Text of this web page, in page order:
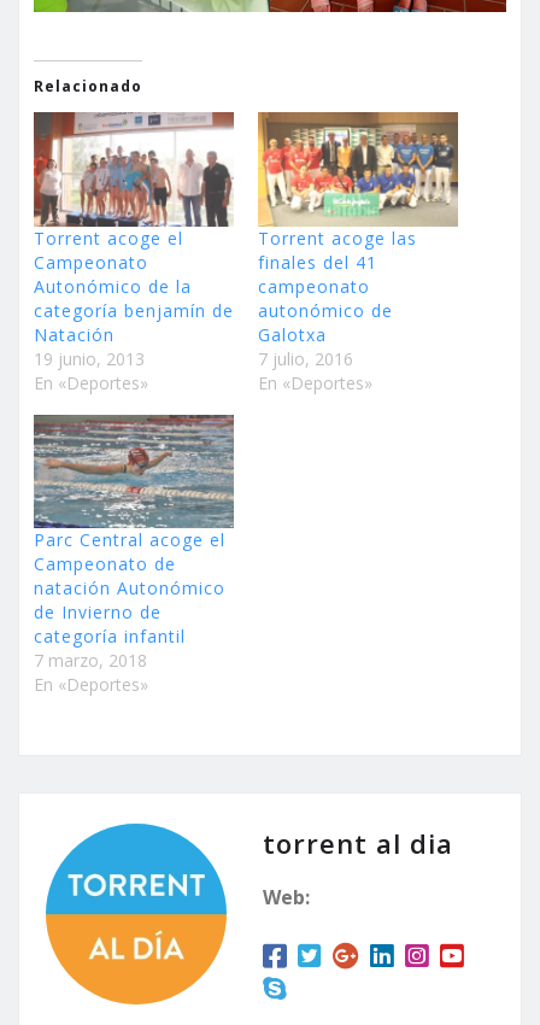
Relacionado
Torrent acoge el
Campeonato
Autonómico de la
categoría benjamín de
Natación
19 junio, 2013
En «Deportes»
Torrent acoge las
finales del 41
campeonato
autonómico de
Galotxa
7 julio, 2016
En «Deportes»
Parc Central acoge el
Campeonato de
natación Autonómico
de Invierno de
categoría infantil
7 marzo, 2018
En «Deportes»
torrent al dia
Web: